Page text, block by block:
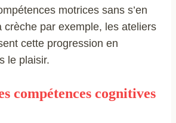
motrices sans s’en
crèche par exemple, les ateliers
cette progression en
le plaisir.
compétences cognitives